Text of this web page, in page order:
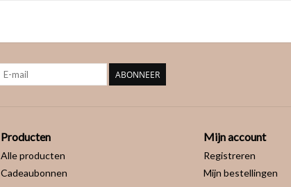
ABONNEER
Producten
Alle producten
Cadeaubonnen
Mijn account
Registreren
Mijn bestellingen